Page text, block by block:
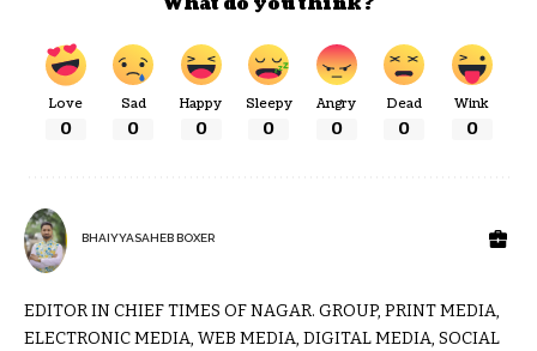
Love
0
Sad
0
Happy
0
Sleepy
0
Angry
0
Dead
0
Wink
0
BHAIYYASAHEB BOXER
EDITOR IN CHIEF TIMES OF NAGAR. GROUP, PRINT MEDIA,
ELECTRONIC MEDIA, WEB MEDIA, DIGITAL MEDIA, SOCIAL